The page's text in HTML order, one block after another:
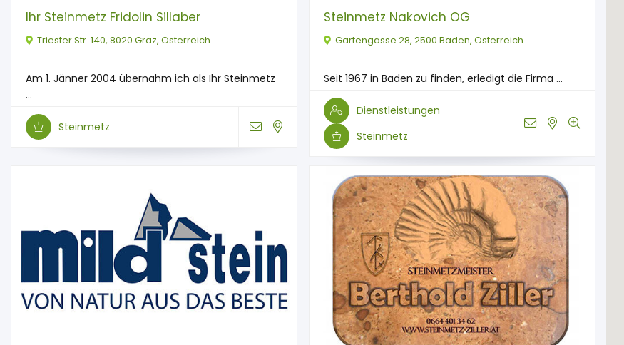
Ihr Steinmetz Fridolin Sillaber
Triester Str. 140, 8020 Graz, Österreich
Am 1. Jänner 2004 übernahm ich als Ihr Steinmetz
...
Steinmetz
Steinmetz Nakovich OG
Gartengasse 28, 2500 Baden, Österreich
Seit 1967 in Baden zu finden, erledigt die Firma ...
Dienstleistungen
Steinmetz